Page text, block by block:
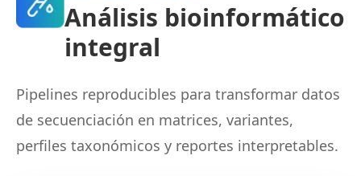
Análisis bioinformático
integral
Pipelines reproducibles para transformar datos
de secuenciación en matrices, variantes,
perfiles taxonómicos y reportes interpretables.